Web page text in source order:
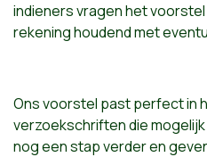
indieners vragen het
rekening houdend met
Ons voorstel past perfect in
verzoekschriften die
nog een stap verder en